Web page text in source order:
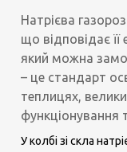
Натрієва
що відповідає
який можна
– це стандарт
теплицях,
функціонування
У колбі зі скла